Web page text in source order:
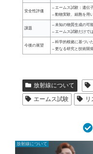
安全性評価
– エームス試験：遺伝
– 動物実験、細胞を用
課題
– 未知の物質生成の可
– エームス試験だけで
今後の展望
– 科学的根拠に基づい
– 更なる研究と技術開
放射線について
エームス試験
リ
放射線について